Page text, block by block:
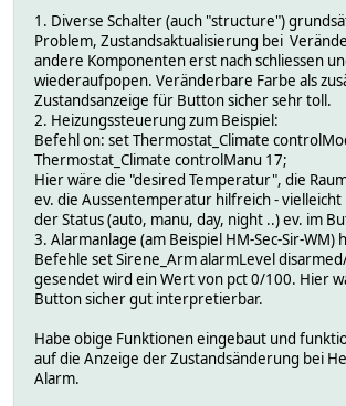
1. Diverse Schalter (auch "structure")
Problem, Zustandsaktualisierung bei
andere Komponenten erst nach schliessen
wiederaufpopen. Veränderbare Farbe als
Zustandsanzeige für Button sicher sehr toll.
2. Heizungssteuerung zum Beispiel:
Befehl on: set Thermostat_Climate
Thermostat_Climate controlManu 17;
Hier wäre die "desired Temperatur", die
ev. die Aussentemperatur hilfreich - vielleicht
der Status (auto, manu, day, night ..) ev. im
3. Alarmanlage (am Beispiel HM-Sec-Sir-WM)
Befehle set Sirene_Arm alarmLevel
gesendet wird ein Wert von pct 0/100. Hier
Button sicher gut interpretierbar.
Habe obige Funktionen eingebaut und
auf die Anzeige der Zustandsänderung bei
Alarm.